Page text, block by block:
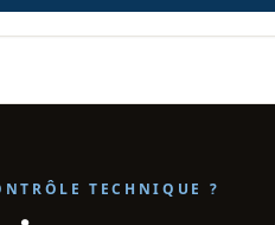
TECHNIQUE ?